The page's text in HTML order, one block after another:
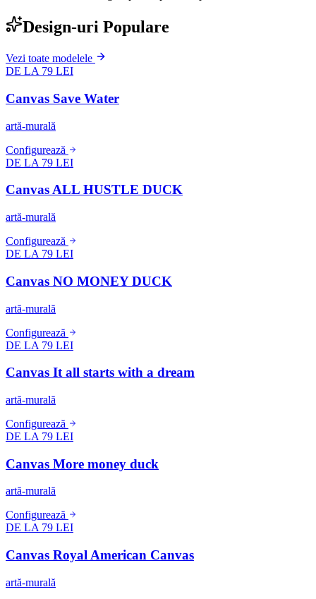
Design-uri Populare
Vezi toate modelele
DE LA 79 LEI
Canvas Save Water
artă-murală
Configurează
DE LA 79 LEI
Canvas ALL HUSTLE DUCK
artă-murală
Configurează
DE LA 79 LEI
Canvas NO MONEY DUCK
artă-murală
Configurează
DE LA 79 LEI
Canvas It all starts with a dream
artă-murală
Configurează
DE LA 79 LEI
Canvas More money duck
artă-murală
Configurează
DE LA 79 LEI
Canvas Royal American Canvas
artă-murală